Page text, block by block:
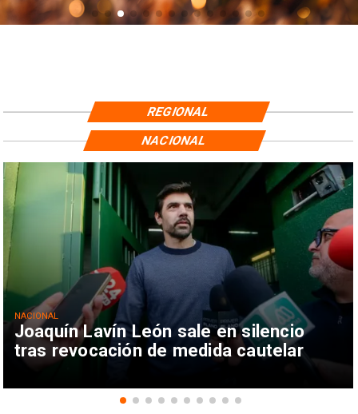
REGIONAL
Joaquín Lavín León sale en silencio
tras revocación de medida cautelar
NACIONAL
NACIONAL